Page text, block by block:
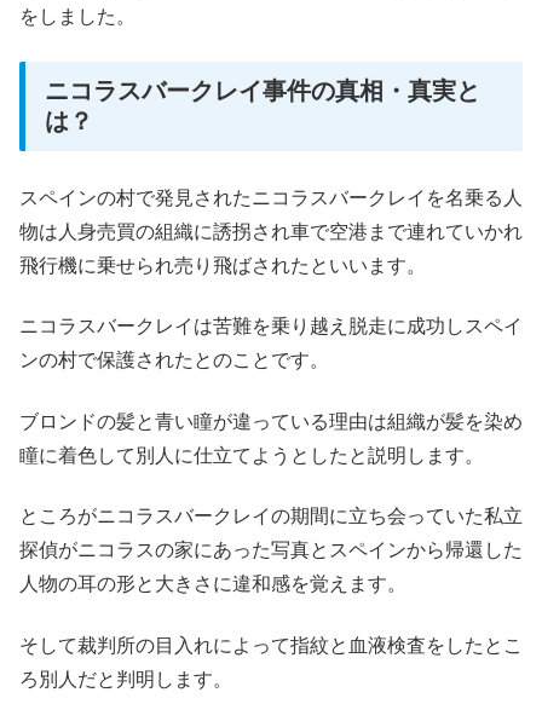
をしました。
ニコラスバークレイ事件の真相・真実と
は？
スペインの村で発見されたニコラスバークレイを名乗る人
物は人身売買の組織に誘拐され車で空港まで連れていかれ
飛行機に乗せられ売り飛ばされたといいます。
ニコラスバークレイは苦難を乗り越え脱走に成功しスペイ
ンの村で保護されたとのことです。
ブロンドの髪と青い瞳が違っている理由は組織が髪を染め
瞳に着色して別人に仕立てようとしたと説明します。
ところがニコラスバークレイの期間に立ち会っていた私立
探偵がニコラスの家にあった写真とスペインから帰還した
人物の耳の形と大きさに違和感を覚えます。
そして裁判所の目入れによって指紋と血液検査をしたとこ
ろ別人だと判明します。